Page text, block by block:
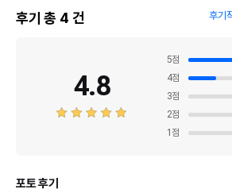
후기 총 4 건 후기
4.8
5점
4점
3점
2점
1 점
포토 후기